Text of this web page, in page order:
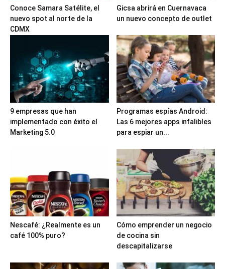
Conoce Samara Satélite, el
nuevo spot al norte de la
CDMX
Gicsa abrirá en Cuernavaca
un nuevo concepto de outlet
9 empresas que han
implementado con éxito el
Marketing 5.0
Programas espías Android:
Las 6 mejores apps infalibles
para espiar un...
Nescafé: ¿Realmente es un
café 100% puro?
Cómo emprender un negocio
de cocina sin
descapitalizarse